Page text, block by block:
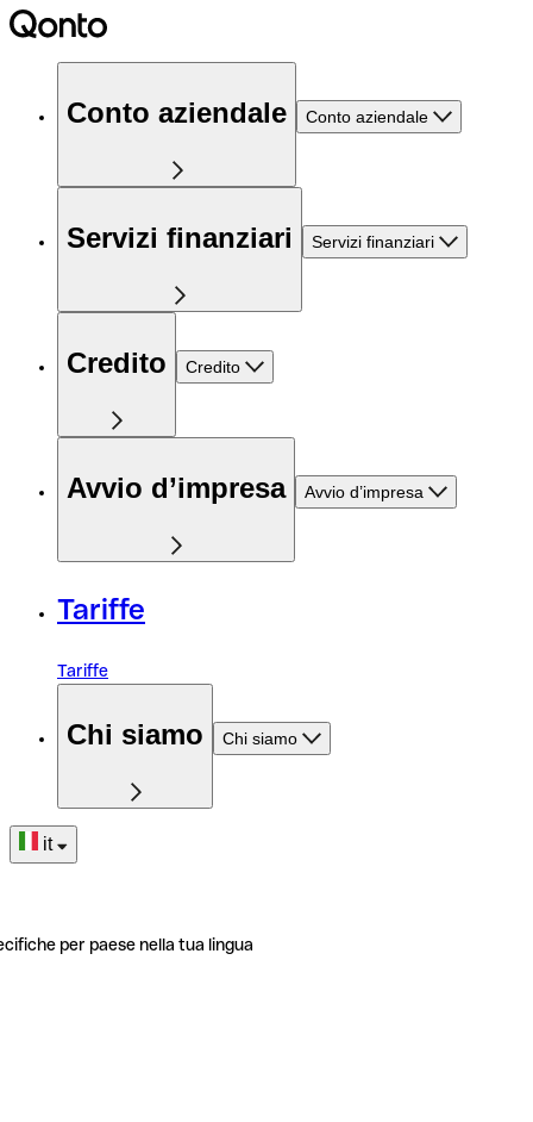
Conto aziendale Conto aziendale
Servizi finanziari Servizi finanziari
Credito Credito
Avvio d’impresa Avvio d’impresa
Tariffe
Tariffe
Chi siamo Chi siamo
it
per paese nella tua lingua